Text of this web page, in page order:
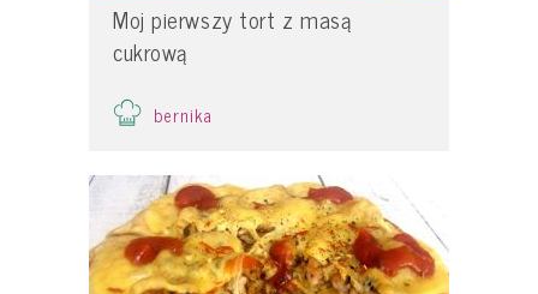
Moj pierwszy tort z masą
cukrową
bernika